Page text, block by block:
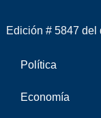
Edición # 5847 del
Política
Economía